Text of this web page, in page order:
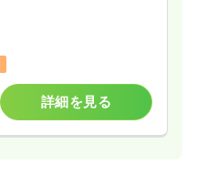
詳細を見る